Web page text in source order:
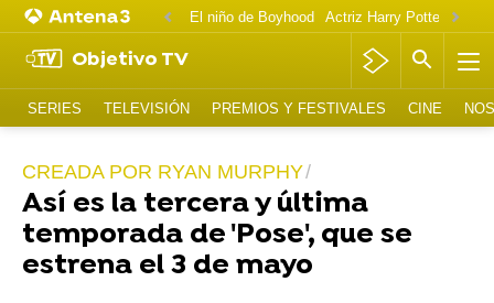
El niño de Boyhood Actriz Harry Potter
Objetivo TV
SERIES TELEVISIÓN PREMIOS Y FESTIVALES CINE
CREADA POR RYAN MURPHY
Así es la tercera y última
temporada de 'Pose', que se
estrena el 3 de mayo